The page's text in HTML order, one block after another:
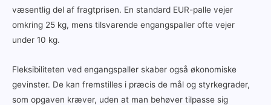
væsentlig del af fragtprisen. En standard EUR-palle vejer
omkring 25 kg, mens tilsvarende engangspaller ofte vejer
under 10 kg.
Fleksibiliteten ved engangspaller skaber også økonomiske
gevinster. De kan fremstilles i præcis de mål og styrkegrader,
som opgaven kræver, uden at man behøver tilpasse sig